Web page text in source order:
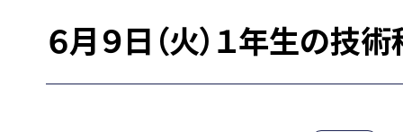
６月９日（火）１年生の技